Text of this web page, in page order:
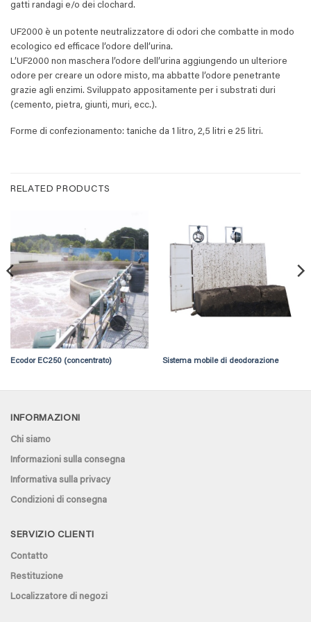
gatti randagi e/o dei clochard.
UF2000 è un potente neutralizzatore di odori che combatte in modo
ecologico ed efficace l’odore dell’urina.
L’UF2000 non maschera l’odore dell’urina aggiungendo un ulteriore
odore per creare un odore misto, ma abbatte l’odore penetrante
grazie agli enzimi. Sviluppato appositamente per i substrati duri
(cemento, pietra, giunti, muri, ecc.).
Forme di confezionamento: taniche da 1 litro, 2,5 litri e 25 litri.
RELATED PRODUCTS
Ecodor EC250 (concentrato) Sistema mobile di deodorazione
INFORMAZIONI
Chi siamo
Informazioni sulla consegna
Informativa sulla privacy
Condizioni di consegna
SERVIZIO CLIENTI
Contatto
Restituzione
Localizzatore di negozi